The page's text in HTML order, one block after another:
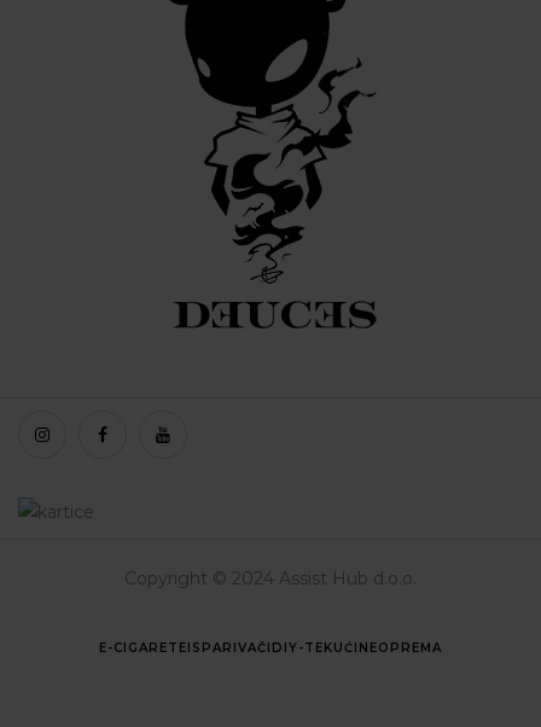
Copyright © 2024 Assist Hub d.o.o.
E-CIGARETEISPARIVAČI DIY-TEKUĆINEOPREMA